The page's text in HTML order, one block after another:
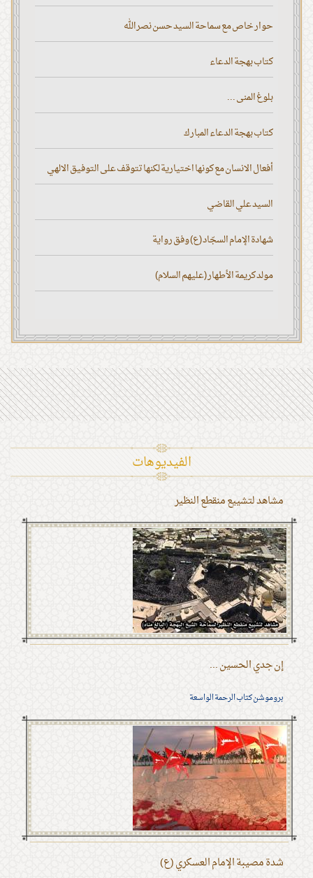
حوار خاص مع سماحة السيد حسن نصر الله
كتاب بهجة الدعاء
بلوغ المنى ...
كتاب بهجة الدعاء المبارك
أفعال الانسان مع كونها اختيارية لكنها تتوقف على التوفيق الالهي
السيد علي القاضي
شهادة الإمام السجّاد (ع) وفق رواية
مولد كريمة الأطهار (عليهم السلام)
الفیدیوهات
مشاهد لتشييع منقطع النظير
إن جدي الحسين ...
بروموشن كتاب الرحمة الواسعة
شدة مصيبة الإمام العسكري (ع)